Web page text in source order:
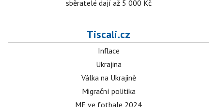
sběratelé dají až 5 000 Kč
Tiscali.cz
Inflace
Ukrajina
Válka na Ukrajině
Migrační politika
ME ve fotbale 2024